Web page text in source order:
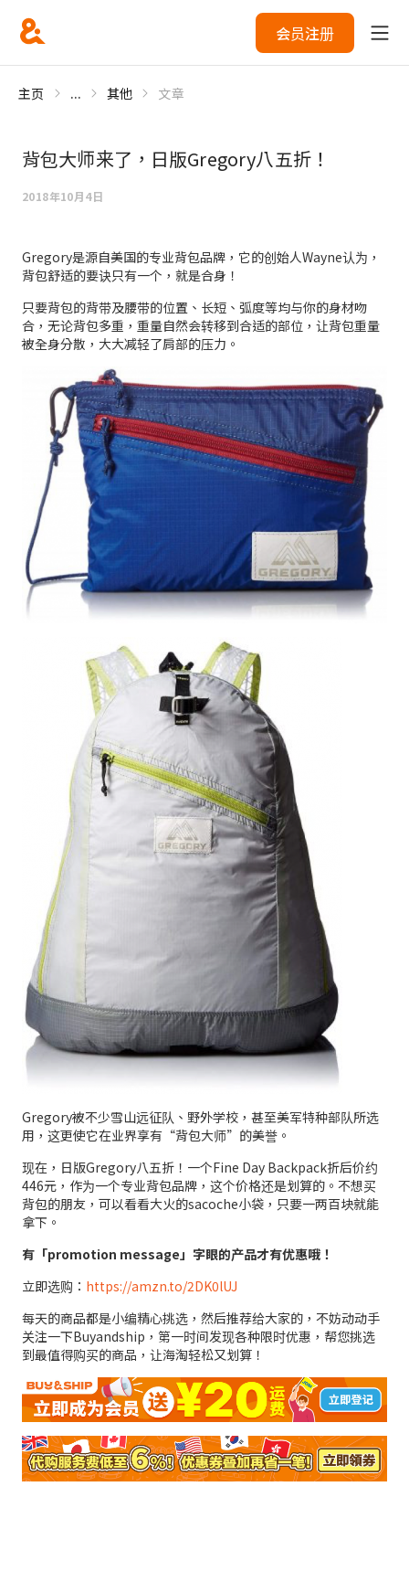
会员注册
主页 ... 其他 文章
背包大师来了，日版Gregory八五折！
2018年10月4日
Gregory是源自美国的专业背包品牌，它的创始人Wayne认为，
背包舒适的要诀只有一个，就是合身！
只要背包的背带及腰带的位置、长短、弧度等均与你的身材吻
合，无论背包多重，重量自然会转移到合适的部位，让背包重量
被全身分散，大大减轻了肩部的压力。
Gregory被不少雪山远征队、野外学校，甚至美军特种部队所选
用，这更使它在业界享有“背包大师”的美誉。
现在，日版Gregory八五折！一个Fine Day Backpack折后价约
446元，作为一个专业背包品牌，这个价格还是划算的。不想买
背包的朋友，可以看看大火的sacoche小袋，只要一两百块就能
拿下。
有「promotion message 」字眼的产品才有优惠哦！
立即选购： https://amzn.to/2DK0lUJ
每天的商品都是小编精心挑选，然后推荐给大家的，不妨动动手
关注一下Buyandship，第一时间发现各种限时优惠，帮您挑选
到最值得购买的商品，让海淘轻松又划算！